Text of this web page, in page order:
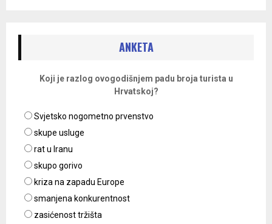
ANKETA
Koji je razlog ovogodišnjem padu broja turista u
Hrvatskoj?
Svjetsko nogometno prvenstvo
skupe usluge
rat u Iranu
skupo gorivo
kriza na zapadu Europe
smanjena konkurentnost
zasićenost tržišta